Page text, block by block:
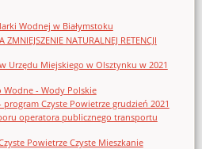
Wodnej w Białymstoku
NATURALNEJ RETENCJI
Urzędu Miejskiego w Olsztynku w 2021
- Wody Polskie
Czyste Powietrze grudzień 2021
operatora publicznego transportu
Powietrze Czyste Mieszkanie